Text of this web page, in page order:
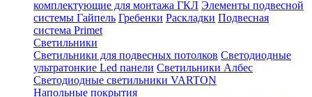
комплектующие для монтажа ГКЛ Элементы подвесной
системы Гайпель Гребенки Раскладки Подвесная
система Primet
Светильники
Светильники для подвесных потолков Светодиодные
ультратонкие Led панели Светильники Албес
Светодиодные светильники VARTON
Напольные покрытия